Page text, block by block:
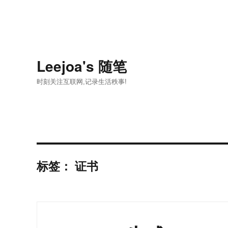
Leejoa's 随笔
时刻关注互联网,记录生活秩事!
标签： 证书